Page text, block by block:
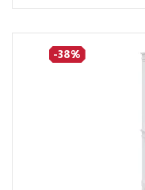
-38%